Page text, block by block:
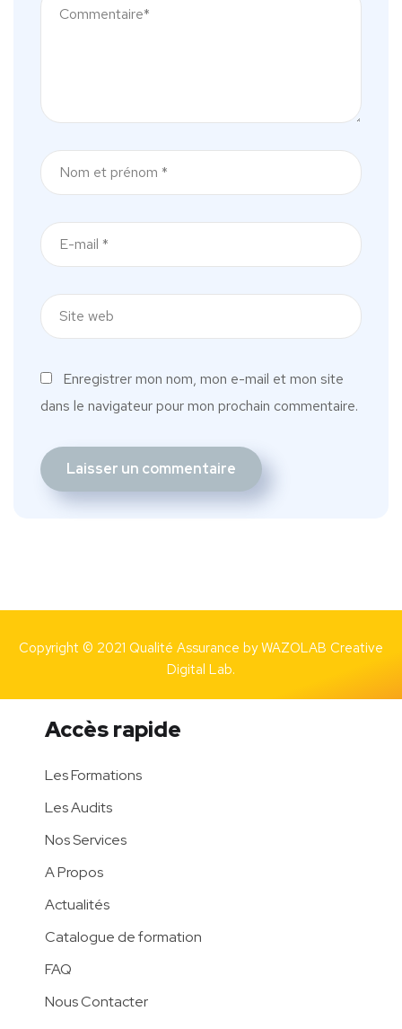
Enregistrer mon nom, mon e-mail et mon site
dans le navigateur pour mon prochain commentaire.
Copyright © 2021 Qualité Assurance byWAZOLAB Creative
Digital Lab.
Accès rapide
Les Formations
Les Audits
Nos Services
A Propos
Actualités
Catalogue de formation
FAQ
Nous Contacter